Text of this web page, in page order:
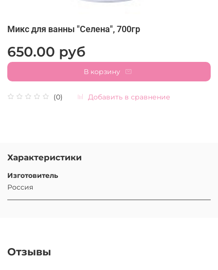
Микс для ванны "Селена", 700гр
(0) Добавить в сравнение
650.00 руб
В корзину
Характеристики
Изготовитель
Россия
Отзывы